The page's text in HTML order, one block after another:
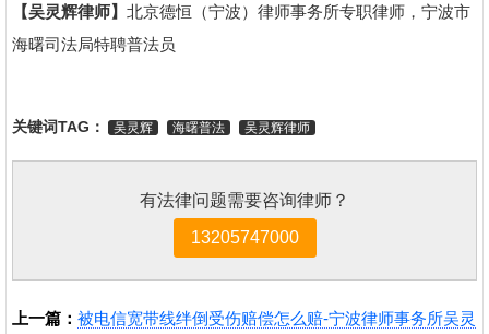
【吴灵辉律师】 北京德恒（宁波）律师事务所专职律师，宁波市
海曙司法局特聘普法员
关键词TAG： 吴灵辉 海曙普法 吴灵辉律师
有法律问题需要咨询律师？
13205747000
上一篇： 被电信宽带线绊倒受伤赔偿怎么赔-宁波律师事务所吴灵